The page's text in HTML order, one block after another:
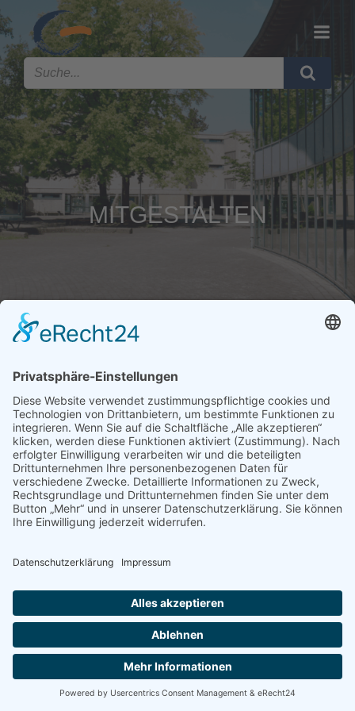
MITGESTALTEN
© 2026 GESAMTSCHULE HARDT. Created with
using
WordPress andKubio